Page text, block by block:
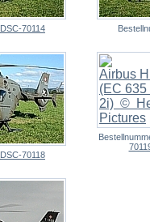
DSC-70114
DSC-70118